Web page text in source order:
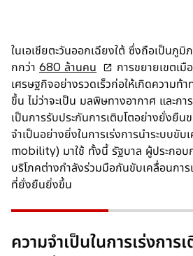
ในเอเชียตะวันออกเฉียงใต้ ซึ่งถือเป็นภูมิ
กกว่า 680 ล้านคน
p
e
n
s
i
n
e
t
การขยายเขตเมื
เศรษฐกิจอย่างรวดเร็วก่อให้เกิดความท้
ขึ้น ไม่ว่าจะเป็น มลพิษทางอากาศ และก
เป็นการรับประกันการเติบโตอย่างยั่งยื
จำเป็นอย่างยิ่งในการเร่งการนำระบบขั
mobility) มาใช้ ทั้งนี้ รัฐบาล ผู้ประกอบ
บริโภคต่างกำลังร่วมมือกันขับเคลื่อนกา
ที่ยั่งยืนยิ่งขึ้น
ความจำเป็นในการเร่งการ